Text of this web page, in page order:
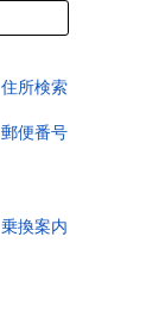
住所検索
郵便番号
乗換案内